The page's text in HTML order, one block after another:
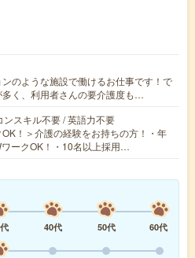
のような施設で働けるお仕事です！で
多く、利用者さんの要介護度も…
ンスキル不要 / 英語力不要
！＞介護の経験をお持ちの方！・年
ークOK！・10名以上採用…
40代 50代
60代